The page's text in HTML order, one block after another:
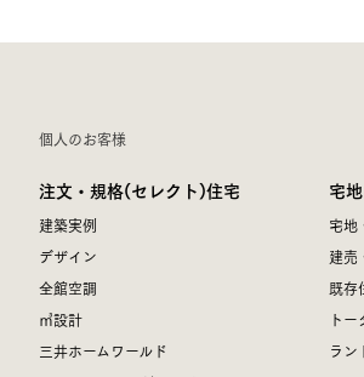
個人のお客様
注文・規格(セレクト)住宅
建築実例
デザイン
全館空調
㎥設計
三井ホームワールド
宅
宅地
建売
既存
ト
ラン